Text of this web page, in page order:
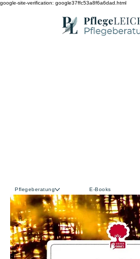
google-site-verification: google37ffc53a8f6a6dad.html
Pflegeberatung E-Books